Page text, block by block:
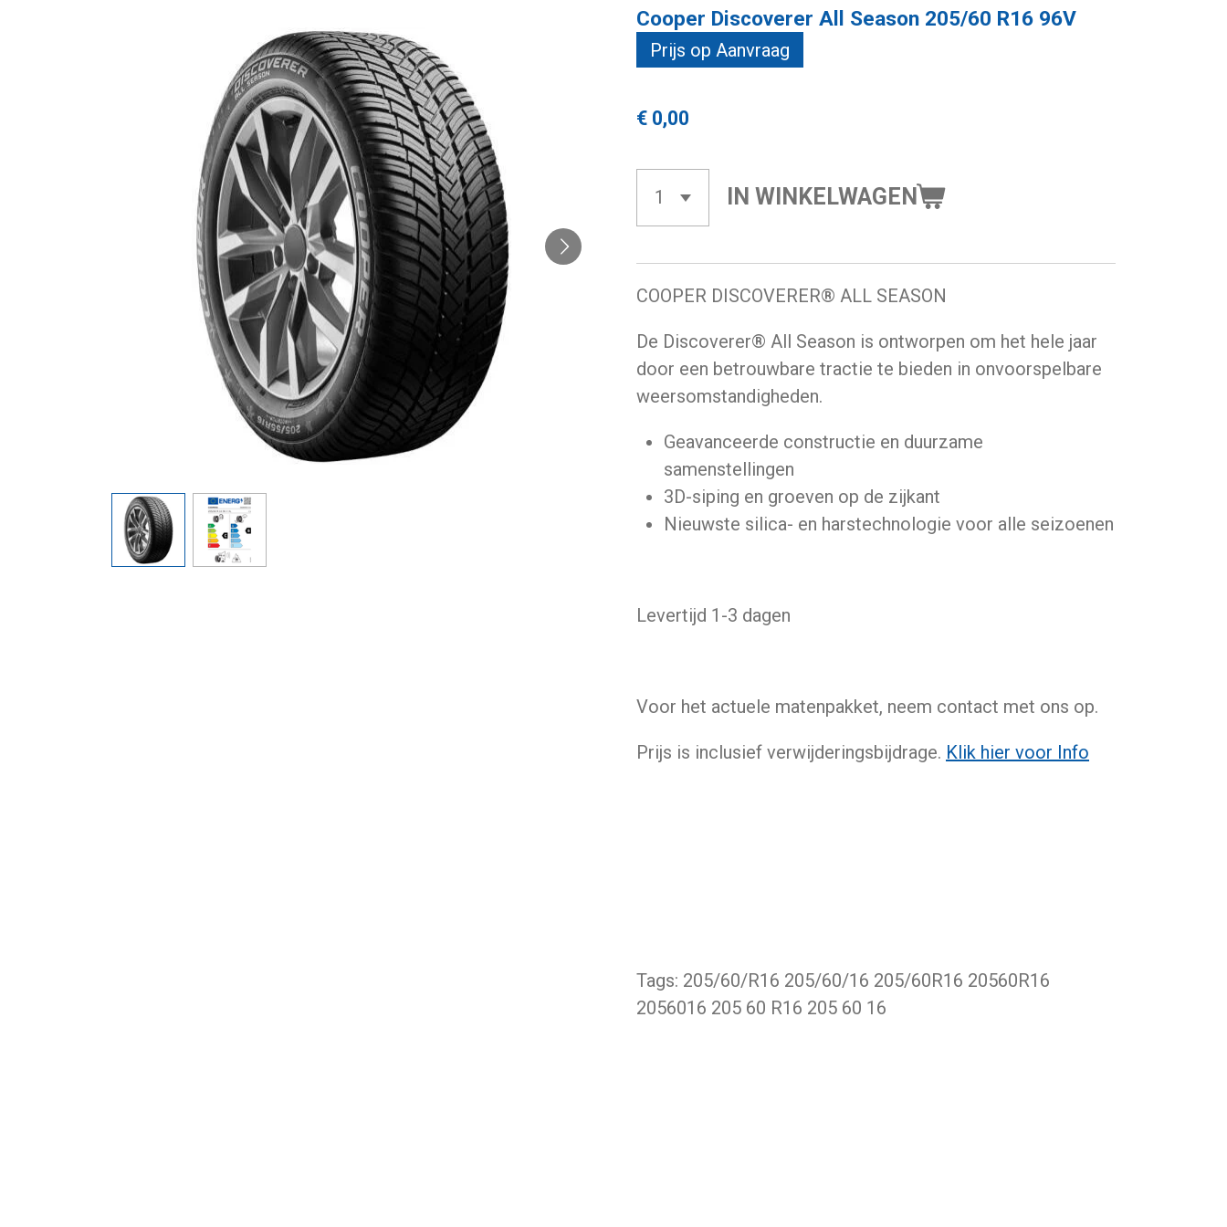
Cooper Discoverer All Season 205/60 R16 96V
Prijs op Aanvraag
€ 0,00
IN WINKELWAGEN
COOPER DISCOVERER® ALL SEASON
De Discoverer® All Season is ontworpen om het hele jaar
door een betrouwbare tractie te bieden in onvoorspelbare
weersomstandigheden.
Geavanceerde constructie en duurzame
samenstellingen
3D-siping en groeven op de zijkant
Nieuwste silica- en harstechnologie voor alle seizoenen
Levertijd 1-3 dagen
Voor het actuele matenpakket, neem contact met ons op.
Prijs is inclusief verwijderingsbijdrage. Klik hier voor Info
Tags: 205/60/R16 205/60/16 205/60R16 20560R16
2056016 205 60 R16 205 60 16